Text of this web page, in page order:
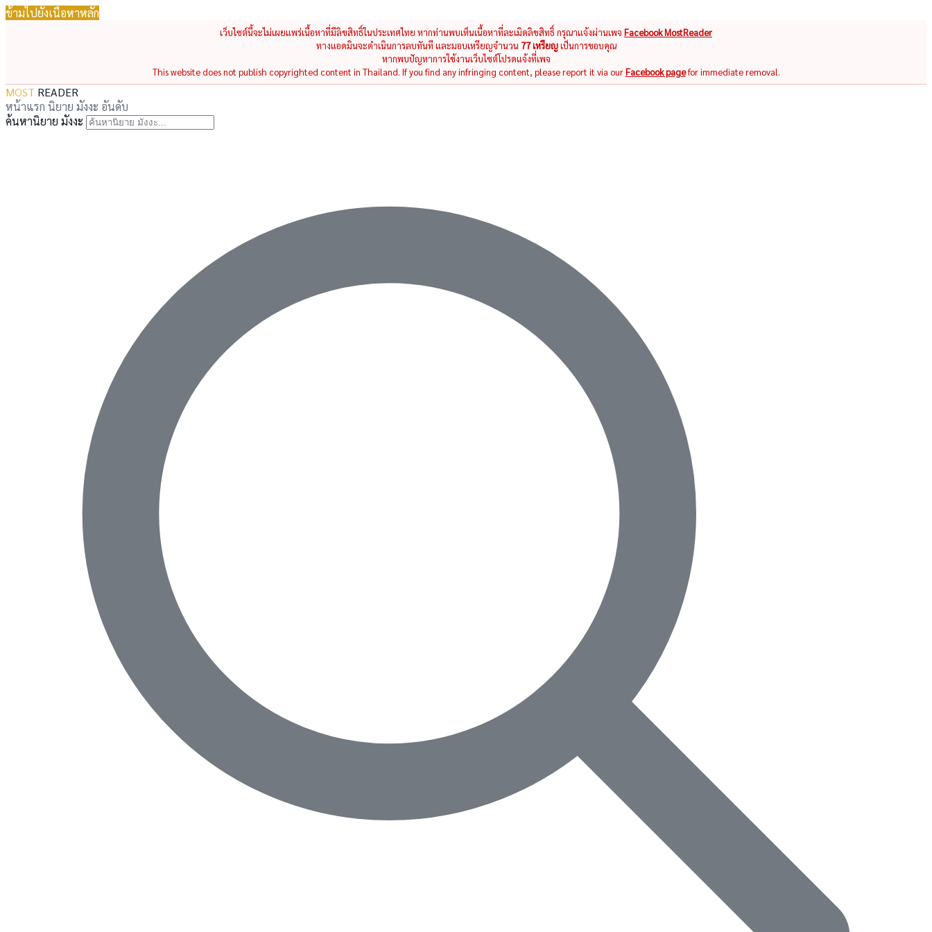
ข้ามไปยังเนื้อหาหลัก
เว็บไซต์นี้จะไม่เผยแพร่เนื้อหาที่มีลิขสิทธิ์ในประเทศไทย หากท่านพบเห็นเนื้อหาที่ละเมิดลิขสิทธิ์ กรุณาแจ้งผ่านเพจ Facebook MostReader
ทางแอดมินจะดำเนินการลบทันที และมอบเหรียญจำนวน 77 เหรียญเป็นการขอบคุณ
หากพบปัญหาการใช้งานเว็บไซต์โปรดแจ้งที่เพจ
This website does not publish copyrighted content in Thailand. If you find any infringing content, please report it via ourFacebook pagefor immediate removal.
MOST READER
หน้าแรก นิยาย มังงะ อันดับ
ค้นหานิยาย มังงะ